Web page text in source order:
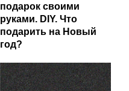
подарок своими
руками. DIY. Что
подарить на Новый
год?